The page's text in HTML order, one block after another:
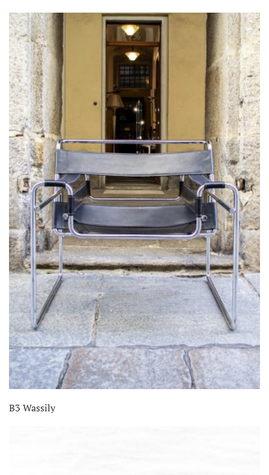
B3 Wassily